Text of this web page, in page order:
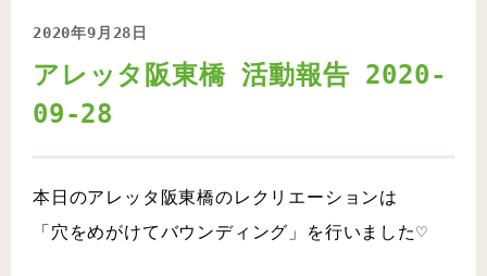
2020年9月28日
アレッタ阪東橋 活動報告 2020-
09-28
本日のアレッタ阪東橋のレクリエーションは
「穴をめがけてバウンディング」を行いました♡